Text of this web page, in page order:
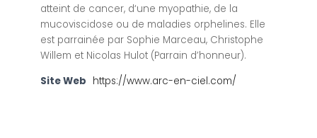
atteint de cancer, d‘une myopathie, de la
mucoviscidose ou de maladies orphelines. Elle
est parrainée par Sophie Marceau, Christophe
Willem et Nicolas Hulot (Parrain d’honneur).
Site Web https://www.arc-en-ciel.com/